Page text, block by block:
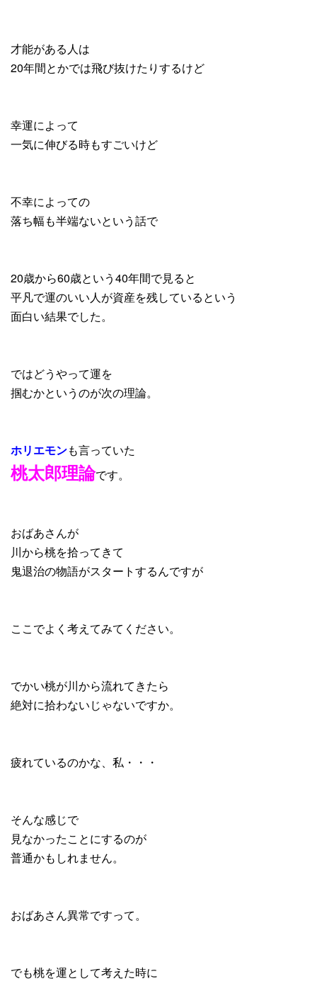
才能がある人は
20年間とかでは飛び抜けたりするけど
幸運によって
一気に伸びる時もすごいけど
不幸によっての
落ち幅も半端ないという話で
20歳から60歳という40年間で見ると
平凡で運のいい人が資産を残しているという
面白い結果でした。
ではどうやって運を
掴むかというのが次の理論。
ホリエモンも言っていた
桃太郎理論です。
おばあさんが
川から桃を拾ってきて
鬼退治の物語がスタートするんですが
ここでよく考えてみてください。
でかい桃が川から流れてきたら
絶対に拾わないじゃないですか。
疲れているのかな、私・・・
そんな感じで
見なかったことにするのが
普通かもしれません。
おばあさん異常ですって。
でも桃を運として考えた時に